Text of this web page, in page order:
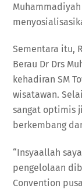
Sementara itu,
Berau Dr Drs
kehadiran SM
wisatawan.
sangat optimis
berkembang
“Insyaallah
pengelolaan
Convention